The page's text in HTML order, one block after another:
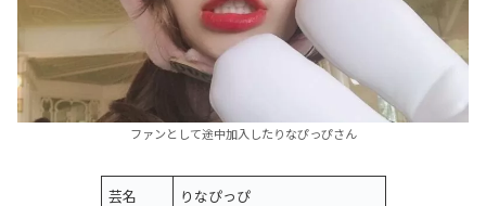
ファンとして途中加入したりなぴっぴさん
芸名 りなぴっぴ